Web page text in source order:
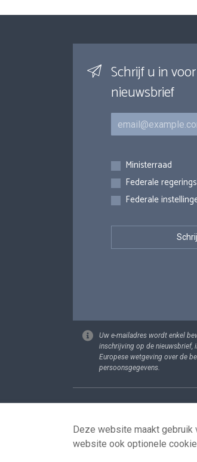
Schrijf u in
nieuwsbrief
E-mail
Inschrijvingen
Ministerraad
Federale
Federale
Uw e-mailadres wordt enkel
inschrijving op de nieuwsbrief,
Europese wetgeving over de
persoonsgegevens.
Footer
Deze website maakt gebruik
website ook optionele